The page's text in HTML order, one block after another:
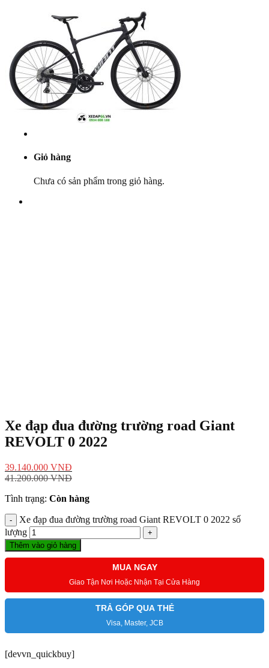
Cọc yên
Ổ bi
Phụ tùng khác
Khuyến mãi
Dịch vụ
Bảo dưỡng
Góc kỹ thuật
Tin tức
Liên hệ
Giỏ hàng
Chưa có sản phẩm trong giỏ hàng.
Xe đạp đua đường trường road Giant
REVOLT 0 2022
39.140.000 VNĐ
41.200.000VNĐ
Tình trạng: Còn hàng
Xe đạp đua đường trường road Giant REVOLT 0 2022 số
lượng
Thêm vào giỏ hàng
MUA NGAY
Giao Tận Nơi Hoặc Nhận Tại Cửa Hàng
TRẢ GÓP QUA THẺ
Visa, Master, JCB
[devvn_quickbuy]